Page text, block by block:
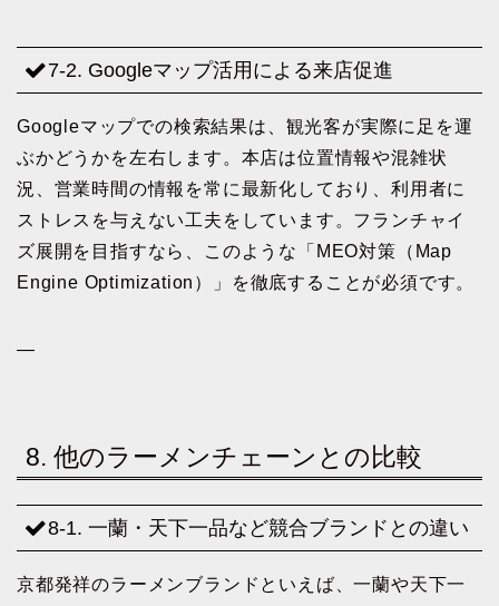
7-2. Googleマップ活用による来店促進
Googleマップでの検索結果は、観光客が実際に足を運
ぶかどうかを左右します。本店は位置情報や混雑状
況、営業時間の情報を常に最新化しており、利用者に
ストレスを与えない工夫をしています。フランチャイ
ズ展開を目指すなら、このような「MEO対策（Map
Engine Optimization）」を徹底することが必須です。
—
8. 他のラーメンチェーンとの比較
8-1. 一蘭・天下一品など競合ブランドとの違い
京都発祥のラーメンブランドといえば、一蘭や天下一